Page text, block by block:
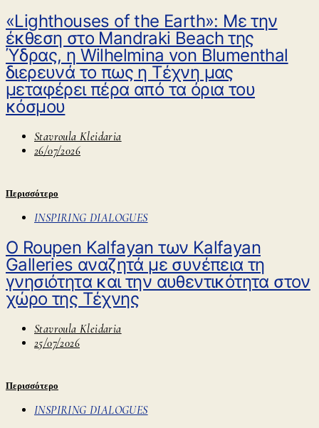
«Lighthouses of the Earth»: Με την
έκθεση στο Mandraki Beach της
Ύδρας, η Wilhelmina von Blumenthal
διερευνά το πως η Τέχνη μας
μεταφέρει πέρα από τα όρια του
κόσμου
Stavroula Kleidaria
26/07/2026
Περισσότερο
INSPIRING DIALOGUES
O Roupen Kalfayan των Kalfayan
Galleries αναζητά με συνέπεια τη
γνησιότητα και την αυθεντικότητα στον
χώρο της Τέχνης
Stavroula Kleidaria
25/07/2026
Περισσότερο
INSPIRING DIALOGUES